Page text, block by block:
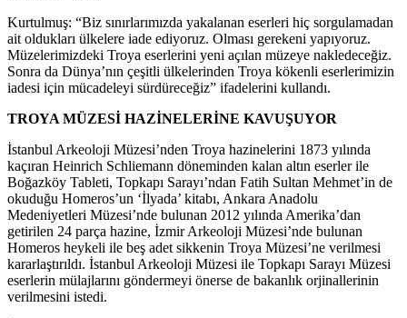
Kurtulmuş: “Biz sınırlarımızda yakalanan eserleri hiç sorgulamadan
ait oldukları ülkelere iade ediyoruz. Olması gerekeni yapıyoruz.
Müzelerimizdeki Troya eserlerini yeni açılan müzeye nakledeceğiz.
Sonra da Dünya’nın çeşitli ülkelerinden Troya kökenli eserlerimizin
iadesi için mücadeleyi sürdüreceğiz” ifadelerini kullandı.
TROYA MÜZESİ HAZİNELERİNE KAVUŞUYOR
İstanbul Arkeoloji Müzesi’nden Troya hazinelerini 1873 yılında
kaçıran Heinrich Schliemann döneminden kalan altın eserler ile
Boğazköy Tableti, Topkapı Sarayı’ndan Fatih Sultan Mehmet’in de
okuduğu Homeros’un ‘İlyada’ kitabı, Ankara Anadolu
Medeniyetleri Müzesi’nde bulunan 2012 yılında Amerika’dan
getirilen 24 parça hazine, İzmir Arkeoloji Müzesi’nde bulunan
Homeros heykeli ile beş adet sikkenin Troya Müzesi’ne verilmesi
kararlaştırıldı. İstanbul Arkeoloji Müzesi ile Topkapı Sarayı Müzesi
eserlerin mülajlarını göndermeyi önerse de bakanlık orjinallerinin
verilmesini istedi.